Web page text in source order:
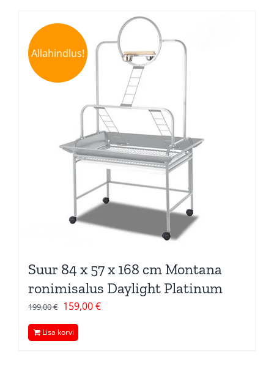
Allahindlus!
Suur 84 x 57 x 168 cm Montana
ronimisalus Daylight Platinum
199,00€ Algne
hind
oli:
159,00€Current
Lisa korvi